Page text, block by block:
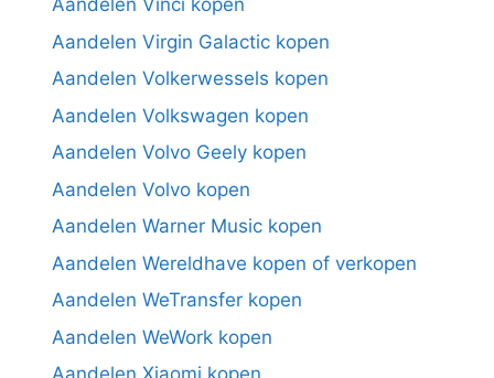
Aandelen Vinci kopen
Aandelen Virgin Galactic kopen
Aandelen Volkerwessels kopen
Aandelen Volkswagen kopen
Aandelen Volvo Geely kopen
Aandelen Volvo kopen
Aandelen Warner Music kopen
Aandelen Wereldhave kopen of verkopen
Aandelen WeTransfer kopen
Aandelen WeWork kopen